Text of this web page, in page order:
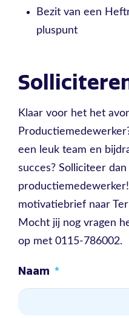
Bezit van een
pluspunt
Klaar voor het het
een leuk team en
succes? Solliciteer dan
motivatiebrief naar
Mocht jij nog vragen
op met 0115-786002.
Naam *